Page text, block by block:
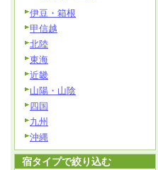
伊豆・箱根
甲信越
北陸
東海
近畿
山陽・山陰
四国
九州
沖縄
宿タイプで絞り込む